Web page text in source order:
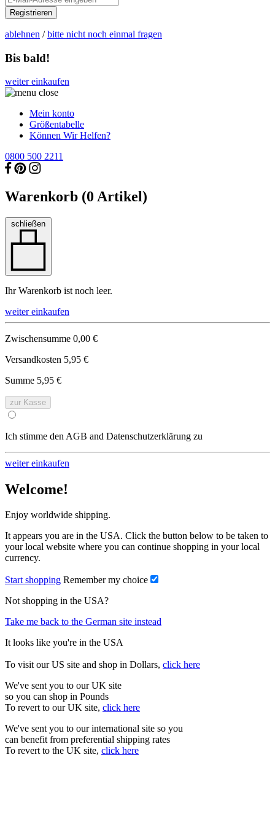
Registrieren
ablehnen /bitte nicht noch einmal fragen
Bis bald!
weiter einkaufen
Mein konto
Größentabelle
Können Wir Helfen?
0800 500 2211
Warenkorb (0 Artikel)
schließen
Ihr Warenkorb ist noch leer.
weiter einkaufen
Zwischensumme 0,00 €
Versandkosten 5,95 €
Summe 5,95 €
zur Kasse
Ich stimme den AGB and Datenschutzerklärung zu
weiter einkaufen
Welcome!
Enjoy worldwide shipping.
It appears you are in the USA. Click the button below to be taken to
your local website where you can continue shopping in your local
currency.
Start shopping Remember my choice
Not shopping in the USA?
Take me back to the German site instead
It looks like you're in the USA
To visit our US site and shop in Dollars, click here
We've sent you to our UK site
so you can shop in Pounds
To revert to our UK site, click here
We've sent you to our international site so you
can benefit from preferential shipping rates
To revert to the UK site, click here